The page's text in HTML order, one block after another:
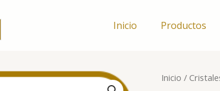
Inicio Productos
Inicio /
CRISTAL